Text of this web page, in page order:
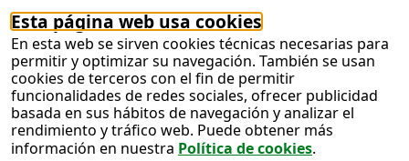
Esta página web usa cookies
En esta web se sirven cookies técnicas necesarias para
permitir y optimizar su navegación. También se usan
cookies de terceros con el fin de permitir
funcionalidades de redes sociales, ofrecer publicidad
basada en sus hábitos de navegación y analizar el
rendimiento y tráfico web. Puede obtener más
información en nuestra Política de cookies.